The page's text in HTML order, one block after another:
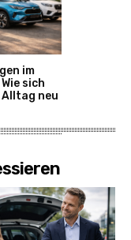
im
sich
neu